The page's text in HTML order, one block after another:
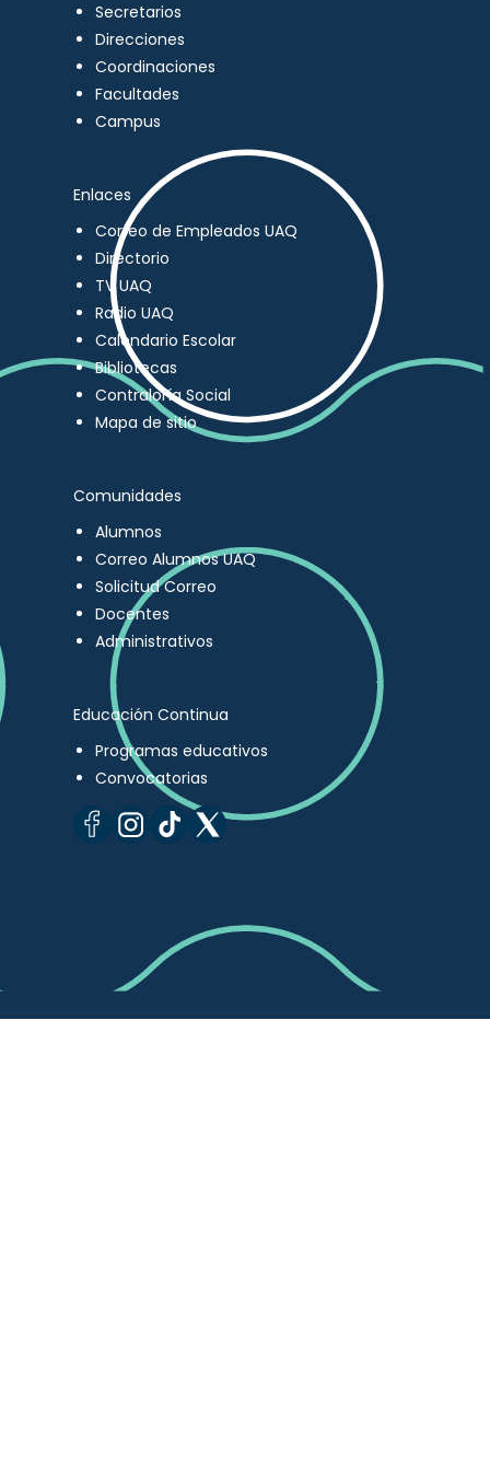
Secretarios
Direcciones
Coordinaciones
Facultades
Campus
Enlaces
Correo de Empleados UAQ
Directorio
TV UAQ
Radio UAQ
Calendario Escolar
Bibliotecas
Contraloría Social
Mapa de sitio
Comunidades
Alumnos
Correo Alumnos UAQ
Solicitud Correo
Docentes
Administrativos
Educación Continua
Programas educativos
Convocatorias